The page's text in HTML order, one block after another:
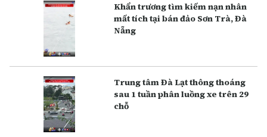
Khẩn trương tìm kiếm nạn nhân
mất tích tại bán đảo Sơn Trà, Đà
Nẵng
Trung tâm Đà Lạt thông thoáng
sau 1 tuần phân luồng xe trên 29
chỗ